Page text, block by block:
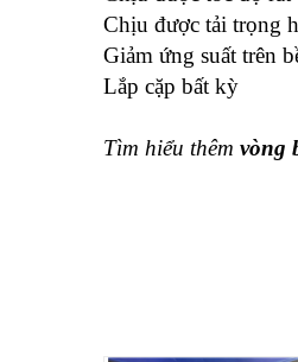
Chịu được tải trọng
Giảm ứng suất trên
Lắp cặp bất kỳ
Tìm hiểu thêm vòng